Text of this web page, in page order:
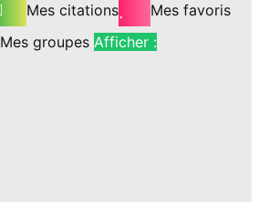
Mes citations
Mes favoris
Mes groupes Afficher :